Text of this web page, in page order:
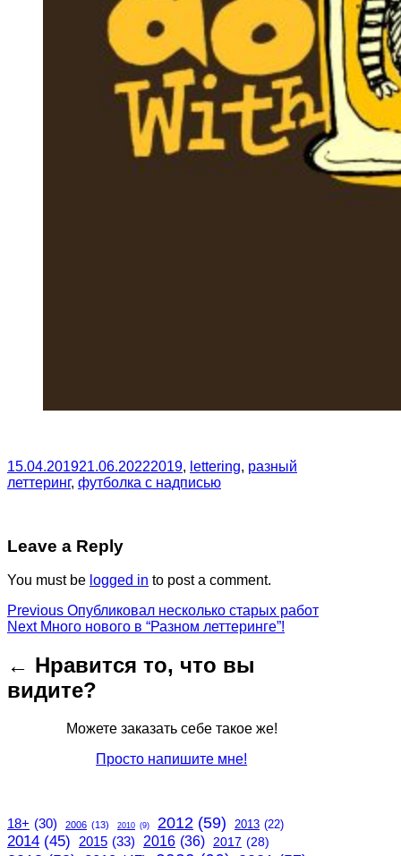
15.04.201921.06.20222019, lettering, разный
леттеринг, футболка с надписью
Leave a Reply
You must be logged in to post a comment.
Post
navigation
Previous Previous
post:
Опубликовал несколько старых работ
Next Next
Много нового в “Разном леттеринге”!
← Нравится то, что вы
видите?
Можете заказать себе такое же!
Просто напишите мне!
18+ (30) 2006 (13) 2010 (9) 2012 (59) 2013 (22)
2014 (45) 2015 (33) 2016 (36) 2017 (28)